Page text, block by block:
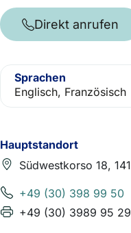
Hauptstandort
Südwestkorso 18,
+49 (30) 398 99 50
+49 (30) 3989 95 29
Direkt anrufen
Sprachen
Englisch, Französisch